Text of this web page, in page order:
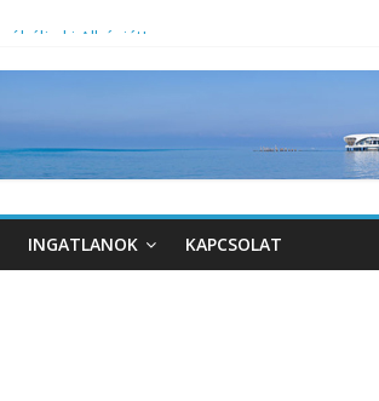
INGATLANOK KAPCSOLAT